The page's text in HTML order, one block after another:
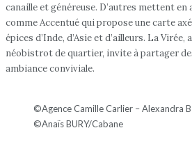
canaille et généreuse. D’autres mettent
comme Accentué qui propose une carte
épices d’Inde, d’Asie et d’ailleurs. La
néobistrot de quartier, invite à partager
ambiance conviviale.
©Agence Camille Carlier – Alexandra
©Anaïs BURY/Cabane